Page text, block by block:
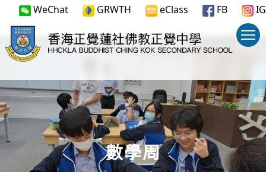
WeChat GRWTH eClass FB IG
數學周